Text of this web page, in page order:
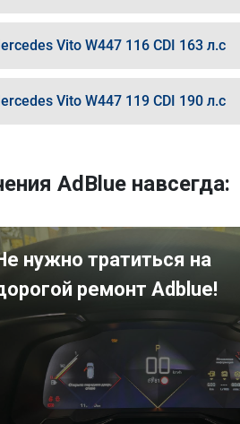
Vito W447 116 CDI 163 л.с
Vito W447 119 CDI 190 л.с
AdBlue навсегда:
нужно тратиться на
ремонт Adblue!